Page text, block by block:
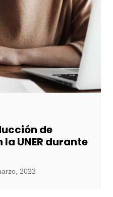
de
UNER durante
2022